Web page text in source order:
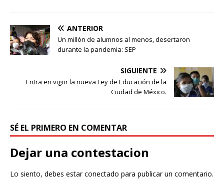
ANTERIOR
Un millón de alumnos al menos, desertaron
durante la pandemia: SEP
SIGUIENTE
Entra en vigor la nueva Ley de Educación de la
Ciudad de México.
SÉ EL PRIMERO EN COMENTAR
Dejar una contestacion
Lo siento, debes estarconectado para publicar un comentario.